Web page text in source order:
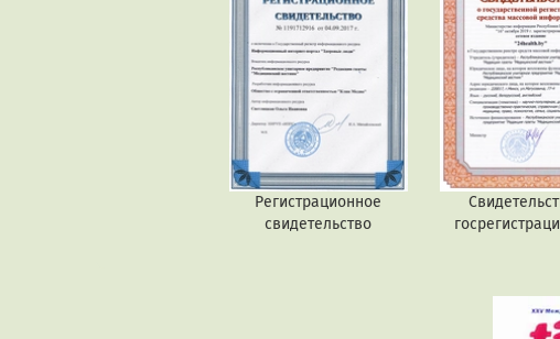
Регистрационное
свидетельство